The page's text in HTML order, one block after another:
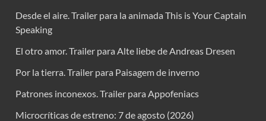
Desde el aire. Trailer para la animada This is Your Captain
Speaking
El otro amor. Trailer para Alte liebe de Andreas Dresen
Por la tierra. Trailer para Paisagem de inverno
Patrones inconexos. Trailer para Appofeniacs
Microcríticas de estreno: 7 de agosto (2026)